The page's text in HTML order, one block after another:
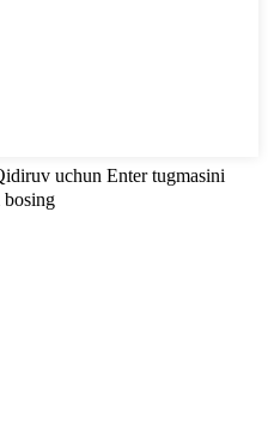
uchun Enter tugmasini